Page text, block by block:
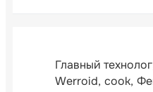
Главный технолог
Werroid cook